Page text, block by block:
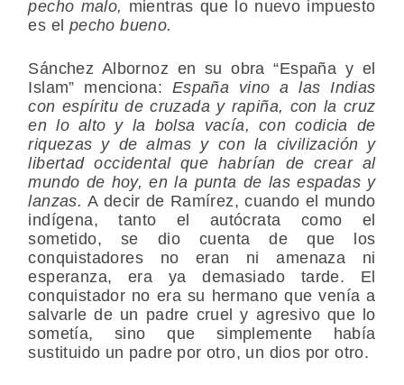
pecho malo, mientras que lo nuevo impuesto
es el pecho bueno.
Sánchez Albornoz en su obra “España y el
Islam” menciona: España vino a las Indias
con espíritu de cruzada y rapiña, con la cruz
en lo alto y la bolsa vacía, con codicia de
riquezas y de almas y con la civilización y
libertad occidental que habrían de crear al
mundo de hoy, en la punta de las espadas y
lanzas.A decir de Ramírez, cuando el mundo
indígena, tanto el autócrata como el
sometido, se dio cuenta de que los
conquistadores no eran ni amenaza ni
esperanza, era ya demasiado tarde. El
conquistador no era su hermano que venía a
salvarle de un padre cruel y agresivo que lo
sometía, sino que simplemente había
sustituido un padre por otro, un dios por otro.